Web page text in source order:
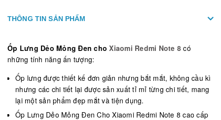
THÔNG TIN SẢN PHẨM
Ốp Lưng Dẻo Mỏng Đen choXiaomi Redmi Note 8 có
những tính năng ấn tượng:
Ốp lưng được thiết kế đơn giản nhưng bắt mắt, không cầu kì
nhưng các chi tiết lại được sản xuất tỉ mỉ từng chi tiết, mang
lại một sản phẩm đẹp mắt và tiện dụng.
Ốp Lưng Dẻo Mỏng Đen Cho Xiaomi Redmi Note 8 cao cấp